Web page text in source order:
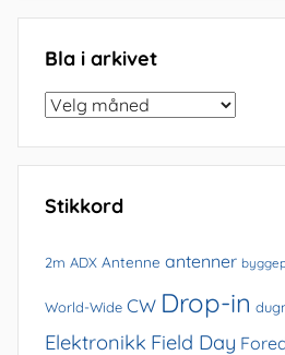
Bla i arkivet
Bla
arkivet
Stikkord
2m ADX Antenne antenner
World-Wide CW Drop-in
Elektronikk Field Day